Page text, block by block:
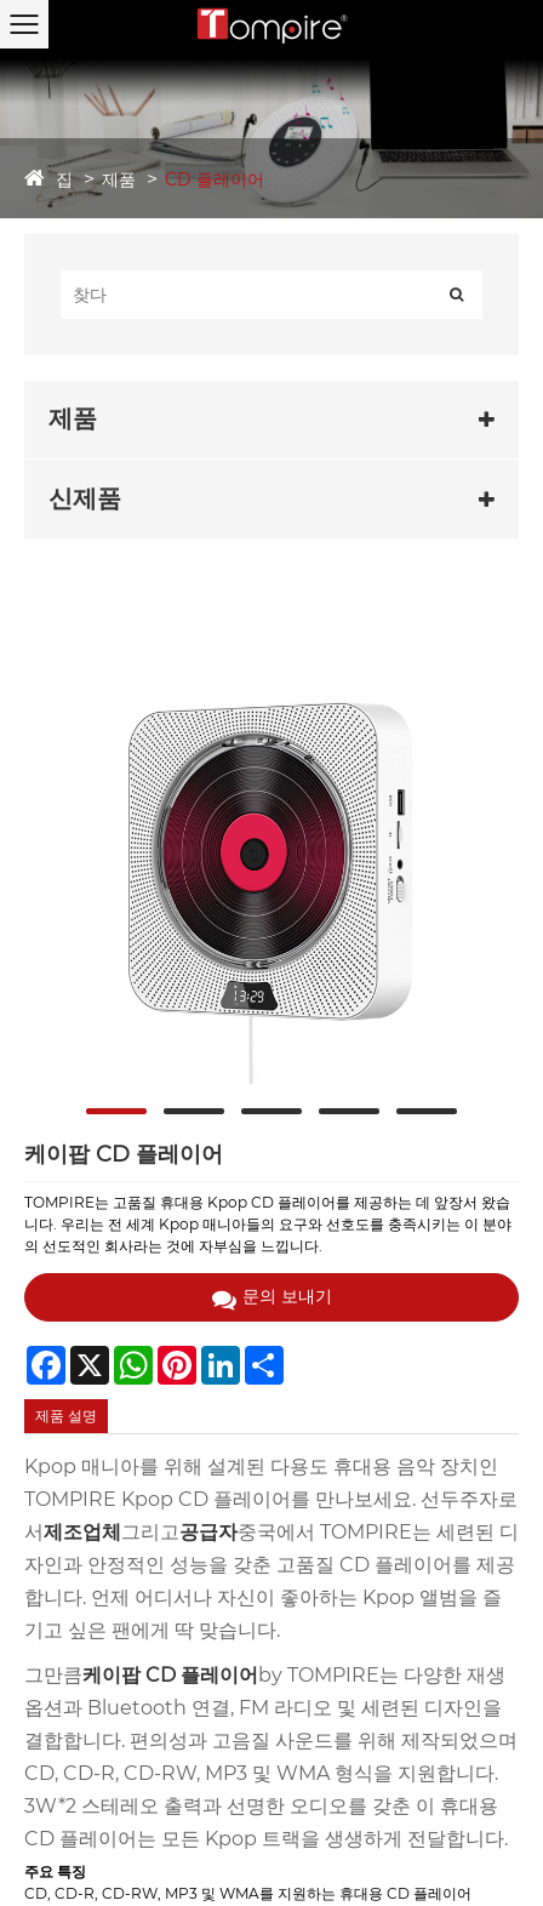
집 제품 CD 플레이어
제품
신제품
케이팝 CD 플레이어
TOMPIRE는 고품질 휴대용 Kpop CD 플레이어를 제공하는 데 앞장서 왔습
니다. 우리는 전 세계 Kpop 매니아들의 요구와 선호도를 충족시키는 이 분야
의 선도적인 회사라는 것에 자부심을 느낍니다.
문의 보내기
Facebook
X WhatsAppPinterestLinkedIn
제품 설명
Kpop 매니아를 위해 설계된 다용도 휴대용 음악 장치인
TOMPIRE Kpop CD 플레이어를 만나보세요. 선두주자로
서제조업체그리고공급자중국에서 TOMPIRE는 세련된 디
자인과 안정적인 성능을 갖춘 고품질 CD 플레이어를 제공
합니다. 언제 어디서나 자신이 좋아하는 Kpop 앨범을 즐
기고 싶은 팬에게 딱 맞습니다.
그만큼케이팝 CD 플레이어 by TOMPIRE는 다양한 재생
옵션과 Bluetooth 연결, FM 라디오 및 세련된 디자인을
결합합니다. 편의성과 고음질 사운드를 위해 제작되었으며
CD, CD-R, CD-RW, MP3 및 WMA 형식을 지원합니다.
3W*2 스테레오 출력과 선명한 오디오를 갖춘 이 휴대용
CD 플레이어는 모든 Kpop 트랙을 생생하게 전달합니다.
주요 특징
CD, CD-R, CD-RW, MP3 및 WMA를 지원하는 휴대용 CD 플레이어